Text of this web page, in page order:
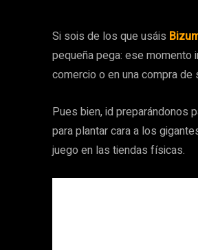
Si sois de los que usáis
pequeña pega: ese momento
comercio o en una compra de
Pues bien, id preparándonos
para plantar cara a los
juego en las tiendas físicas.